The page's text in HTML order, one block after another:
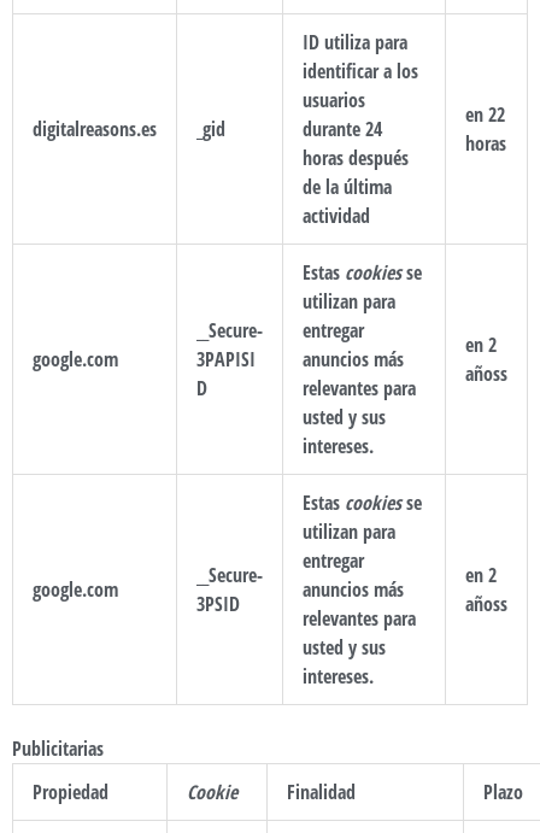
digitalreasons.es _gid
ID utiliza para
identificar a los
usuarios
durante 24
horas después
de la última
actividad
en 22
horas
google.com
__Secure-
3PAPISI
D
Estas cookiesse
utilizan para
entregar
anuncios más
relevantes para
usted y sus
intereses.
en 2
añoss
google.com
__Secure-
3PSID
Estas cookiesse
utilizan para
entregar
anuncios más
relevantes para
usted y sus
intereses.
en 2
añoss
Publicitarias
Propiedad
Cookie Finalidad Plazo